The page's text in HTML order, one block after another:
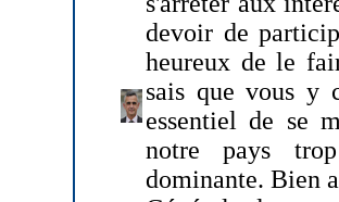
devoir de
heureux de le
sais que vous y
essentiel de se
notre pays
dominante. Bien